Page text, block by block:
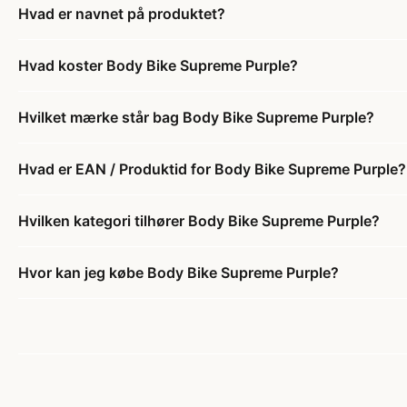
Hvad er navnet på produktet?
Hvad koster Body Bike Supreme Purple?
Hvilket mærke står bag Body Bike Supreme Purple?
Hvad er EAN / Produktid for Body Bike Supreme Purple?
Hvilken kategori tilhører Body Bike Supreme Purple?
Hvor kan jeg købe Body Bike Supreme Purple?